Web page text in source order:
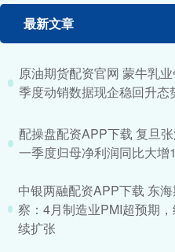
最新文章
原油期货配资官网 蒙牛乳
季度动销数据现企稳回升态
配操盘配资APP下载 复旦
一季度归母净利润同比大增
中银两融配资APP下载 东
察：4月制造业PMI超预期
续扩张